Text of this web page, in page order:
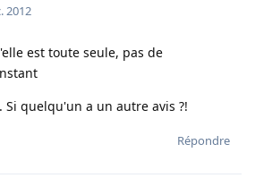
2012
est toute seule, pas de
quelqu'un a un autre avis ?!
Répondre